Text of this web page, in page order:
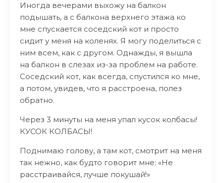
Иногда вечерами выхожу на балкон
подышать, а с балкона верхнего этажа ко
мне спускается соседский кот и просто
сидит у меня на коленях. Я могу поделиться с
ним всем, как с другом. Однажды, я вышла
на балкон в слезах из-за проблем на работе.
Соседский кот, как всегда, спустился ко мне,
а потом, увидев, что я расстроена, полез
обратно.
Через 3 минуты на меня упал кусок колбасы!
КУСОК КОЛБАСЫ!
Поднимаю голову, а там кот, смотрит на меня
так нежно, как будто говорит мне: «Не
расстраивайся, лучше покушай!»